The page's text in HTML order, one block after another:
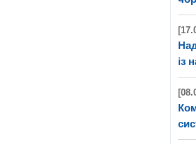
із